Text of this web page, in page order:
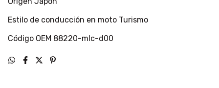
Estilo de conducción en moto Turismo
Código OEM 88220-mlc-d00